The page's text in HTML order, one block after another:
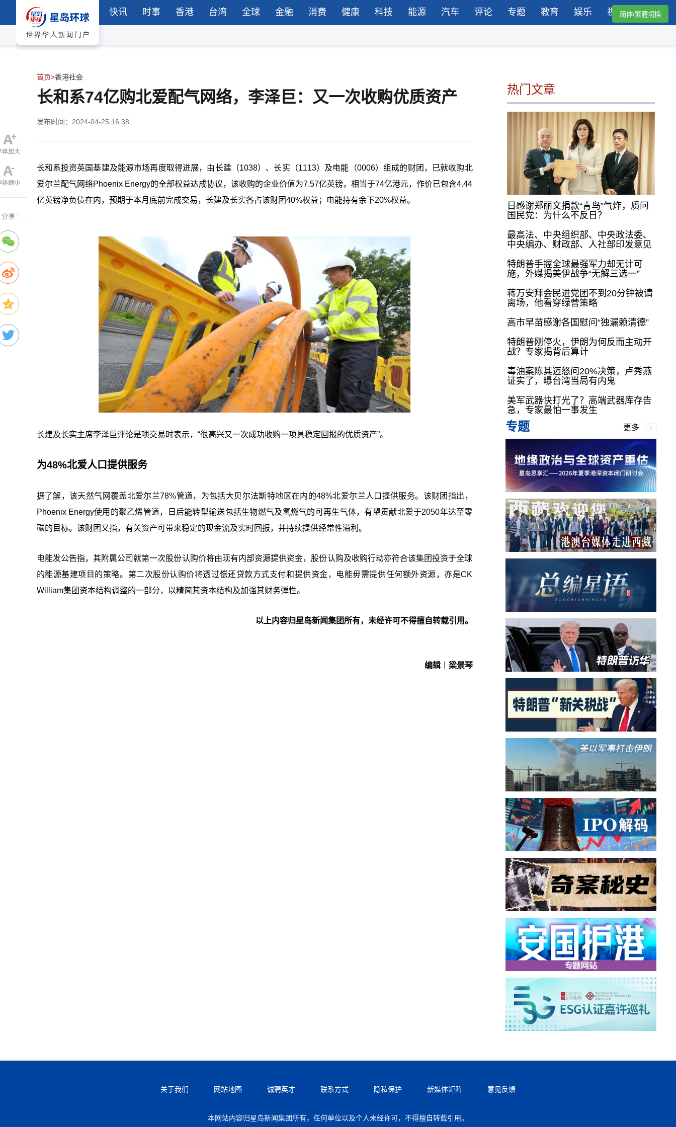
快讯 时事 香港 台湾 全球 金融 消费 健康 科技 能源 汽车 评论 专题 教育 娱乐 视频简体/繁體切換
首页>香港社会
长和系74亿购北爱配气网络，李泽巨：又一次收购优质资产
发布时间：2024-04-25 16:38
长和系投资英国基建及能源市场再度取得进展，由长建（1038）、长实（1113）及电能（0006）组成的财团，已就收购北
爱尔兰配气网络Phoenix Energy的全部权益达成协议，该收购的企业价值为7.57亿英镑，相当于74亿港元，作价已包含4.44
亿英镑净负债在内，预期于本月底前完成交易，长建及长实各占该财团40%权益；电能持有余下20%权益。
长建及长实主席李泽巨评论是项交易时表示，“很高兴又一次成功收购一项具稳定回报的优质资产”。
为48%北爱人口提供服务
据了解，该天然气网覆盖北爱尔兰78%管道，为包括大贝尔法斯特地区在内的48%北爱尔兰人口提供服务。该财团指出，
Phoenix Energy使用的聚乙烯管道，日后能转型输送包括生物燃气及氢燃气的可再生气体，有望贡献北爱于2050年达至零
碳的目标。该财团又指，有关资产可带来稳定的现金流及实时回报，并持续提供经常性溢利。
电能发公告指，其附属公司就第一次股份认购价将由现有内部资源提供资金，股份认购及收购行动亦符合该集团投资于全球
的能源基建项目的策略。第二次股份认购价将透过偿还贷款方式支付和提供资金，电能毋需提供任何额外资源，亦是CK
William集团资本结构调整的一部分，以精简其资本结构及加强其财务弹性。
以上内容归星岛新闻集团所有，未经许可不得擅自转载引用。
编辑︱梁景琴
热门文章
日感谢郑丽文捐款“青鸟”气炸，质问
国民党：为什么不反日？
最高法、中央组织部、中央政法委、
中央编办、财政部、人社部印发意见
特朗普手握全球最强军力却无计可
施，外媒揭美伊战争“无解三选一”
蒋万安拜会民进党团不到20分钟被请
离场，他看穿绿营策略
高市早苗感谢各国慰问“独漏赖清德”
特朗普刚停火，伊朗为何反而主动开
战？专家揭背后算计
毒油案陈其迈怒问20%决策，卢秀燕
证实了，曝台湾当局有内鬼
美军武器快打光了？高端武器库存告
急，专家最怕一事发生
专题 更多
关于我们 网站地图 诚聘英才 联系方式 隐私保护 新媒体矩阵 意见反馈
本网站内容归星岛新闻集团所有，任何单位以及个人未经许可，不得擅自转载引用。